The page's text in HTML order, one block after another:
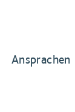
Ansprachen